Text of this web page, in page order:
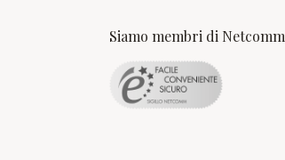
Siamo membri di Netcomm